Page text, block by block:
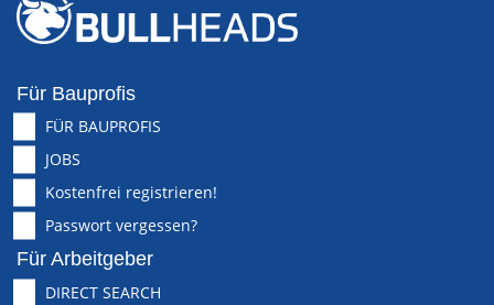
Für Bauprofis
FÜR BAUPROFIS
JOBS
Kostenfrei registrieren!
Passwort vergessen?
Für Arbeitgeber
DIRECT SEARCH